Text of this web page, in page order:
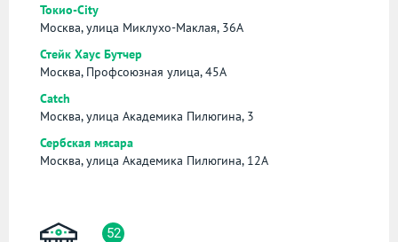
Токио-City
Москва, улица Миклухо-Маклая, 36А
Стейк Хаус Бутчер
Москва, Профсоюзная улица, 45А
Catch
Москва, улица Академика Пилюгина, 3
Сербская мясара
Москва, улица Академика Пилюгина, 12А
52